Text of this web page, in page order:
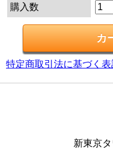
購入数
特定商取引法に基づく
新東京